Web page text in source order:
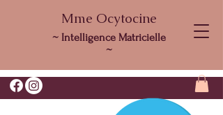
Mme Ocytocine
~ Intelligence Matricielle
~